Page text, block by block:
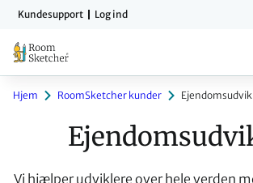
indholdet
Kundesupport Log ind
Hjem RoomSketcher kunder
Vi hjælper udviklere over hele verden